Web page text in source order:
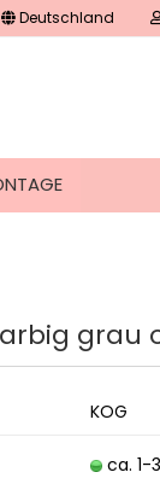
Deutschland
grau
KOG
ca. 1-